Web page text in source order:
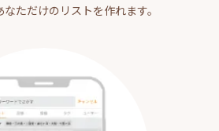
ただけのリストを作れます。